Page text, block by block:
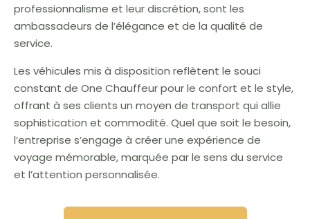
professionnalisme et leur discrétion, sont les
ambassadeurs de l’élégance et de la qualité de
service.
Les véhicules mis à disposition reflètent le souci
constant de One Chauffeur pour le confort et le style,
offrant à ses clients un moyen de transport qui allie
sophistication et commodité. Quel que soit le besoin,
l’entreprise s’engage à créer une expérience de
voyage mémorable, marquée par le sens du service
et l’attention personnalisée.